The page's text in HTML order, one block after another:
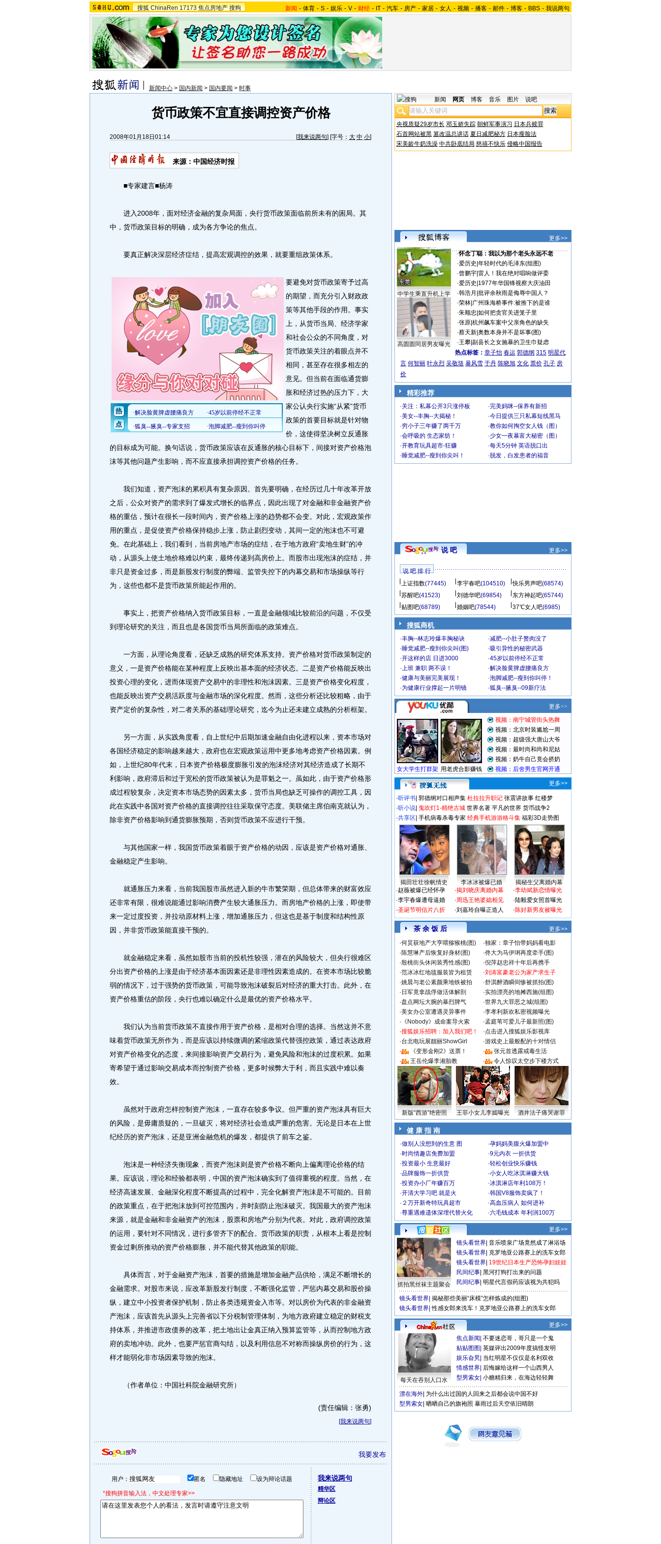
搜狐 ChinaRen 17173 焦点房地产 搜狗 新闻 - 体育 - S - 娱乐 - V - 财经 - IT - 汽车 - 房产 - 家居 - 女人 - 视频 - 播客 - 邮件 - 博客 - BBS - 我说两句
新闻中心 > 国内新闻 > 国内要闻 > 时事
货币政策不宜直接调控资产价格
2008年01月18日01:14 [我来说两句] [字号： 大 中 小]
来源：中国经济时报
■专家建言■杨涛
进入2008年，面对经济金融的复杂局面，央行货币政策面临前所未有的困局。其
中，货币政策目标的明确，成为各方争论的焦点。
要真正解决深层经济症结，提高宏观调控的效果，就要重组政策体系。
要避免对货币政策寄予过高
的期望，而充分引入财政政
策等其他手段的作用。事实
上，从货币当局、经济学家
和社会公众的不同角度，对
货币政策关注的着眼点并不
相同，甚至存在很多相左的
意见。但当前在面临通货膨
胀和经济过热的压力下，大
家公认央行实施“从紧”货币
政策的首要目标就是针对物
价，这使得坚决树立反通胀
的目标成为可能。换句话说，货币政策应该在反通胀的核心目标下，间接对资产价格泡
沫等其他问题产生影响，而不应直接承担调控资产价格的任务。
我们知道，资产泡沫的累积具有复杂原因。首先要明确，在经历过几十年改革开放
之后，公众对资产的需求到了爆发式增长的临界点，因此出现了对金融和非金融资产价
格的重估，预计在很长一段时间内，资产价格上涨的趋势都不会变。对此，宏观政策作
用的重点，是促使资产价格保持稳步上涨，防止剧烈变动，其间一定的泡沫也不可避
免。在此基础上，我们看到，当前房地产市场的症结，在于地方政府“卖地生财”的冲
动，从源头上使土地价格难以约束，最终传递到高房价上。而股市出现泡沫的症结，并
非只是资金过多，而是新股发行制度的弊端、监管失控下的内幕交易和市场操纵等行
为，这些也都不是货币政策所能起作用的。
事实上，把资产价格纳入货币政策目标，一直是金融领域比较前沿的问题，不仅受
到理论研究的关注，而且也是各国货币当局所面临的政策难点。
一方面，从理论角度看，还缺乏成熟的研究体系支持。资产价格对货币政策制定的
意义，一是资产价格能在某种程度上反映出基本面的经济状态。二是资产价格能反映出
投资心理的变化，进而体现资产交易中的非理性和泡沫因素。三是资产价格变化程度，
也能反映出资产交易活跃度与金融市场的深化程度。然而，这些分析还比较粗略，由于
资产定价的复杂性，对二者关系的基础理论研究，迄今为止还未建立成熟的分析框架。
另一方面，从实践角度看，自上世纪中后期加速金融自由化进程以来，资本市场对
各国经济稳定的影响越来越大，政府也在宏观政策运用中更多地考虑资产价格因素。例
如，上世纪80年代末，日本资产价格极度膨胀引发的泡沫经济对其经济造成了长期不
利影响，政府滞后和过于宽松的货币政策被认为是罪魁之一。虽如此，由于资产价格形
成过程较复杂，决定资本市场态势的因素太多，货币当局也缺乏可操作的调控工具，因
此在实践中各国对资产价格的直接调控往往采取保守态度。美联储主席伯南克就认为，
除非资产价格影响到通货膨胀预期，否则货币政策不应进行干预。
与其他国家一样，我国货币政策着眼于资产价格的动因，应该是资产价格对通胀、
金融稳定产生影响。
就通胀压力来看，当前我国股市虽然进入新的牛市繁荣期，但总体带来的财富效应
还非常有限，很难说能通过影响消费产生较大通胀压力。而房地产价格的上涨，即使带
来一定过度投资，并拉动原材料上涨，增加通胀压力，但这也是基于制度和结构性原
因，并非货币政策能直接干预的。
就金融稳定来看，虽然如股市当前的投机性较强，潜在的风险较大，但央行很难区
分出资产价格的上涨是由于经济基本面因素还是非理性因素造成的。在资本市场比较脆
弱的情况下，过于强势的货币政策，可能导致泡沫破裂后对经济的重大打击。此外，在
资产价格重估的阶段，央行也难以确定什么是最优的资产价格水平。
我们认为当前货币政策不直接作用于资产价格，是相对合理的选择。当然这并不意
味着货币政策无所作为，而是应该以持续微调的紧缩政策代替强控政策，通过表达政府
对资产价格变化的态度，来间接影响资产交易行为，避免风险和泡沫的过度积累。如果
寄希望于通过影响交易成本而控制资产价格，更多时候弊大于利，而且实践中难以奏
效。
虽然对于政府怎样控制资产泡沫，一直存在较多争议。但严重的资产泡沫具有巨大
的风险，是毋庸质疑的，一旦破灭，将对经济社会造成严重的危害。无论是日本在上世
纪经历的资产泡沫，还是亚洲金融危机的爆发，都提供了前车之鉴。
泡沫是一种经济失衡现象，而资产泡沫则是资产价格不断向上偏离理论价格的结
果。应该说，理论和经验都表明，中国的资产泡沫确实到了值得重视的程度。当然，在
经济高速发展、金融深化程度不断提高的过程中，完全化解资产泡沫是不可能的。目前
的政策重点，在于把泡沫放到可控范围内，并时刻防止泡沫破灭。我国最大的资产泡沫
来源，就是金融和非金融资产的泡沫，股票和房地产分别为代表。对此，政府调控政策
的运用，要针对不同情况，进行多管齐下的配合。货币政策的职责，从根本上看是控制
资金过剩所推动的资产价格膨胀，并不能代替其他政策的职能。
具体而言，对于金融资产泡沫，首要的措施是增加金融产品供给，满足不断增长的
金融需求。对股市来说，应改革新股发行制度，不断强化监管，严惩内幕交易和股价操
纵，建立中小投资者保护机制，防止各类违规资金入市等。对以房价为代表的非金融资
产泡沫，应该首先从源头上完善省以下分税制管理体制，为地方政府建立稳定的财税支
持体系，并推进市政债券的改革，把土地出让金真正纳入预算监管等，从而控制地方政
府的卖地冲动。此外，也要严惩官商勾结，以及利用信息不对称而操纵房价的行为，这
样才能弱化非市场因素导致的泡沫。
（作者单位：中国社科院金融研究所）
(责任编辑：张勇)
[我来说两句]
我要发布
用户： 匿名 隐藏地址 设为辩论话题
*搜狗拼音输入法，中文处理专家>>
我来说两句
精华区
辩论区
新闻 网页 博客 音乐 图片 说吧
央视质疑29岁市长 邓玉娇失踪 朝鲜军事演习 日本兵赎罪
石首网站被黑 篡改温总讲话 夏日减肥秘方 日本瘦脸法
宋美龄牛奶洗澡 中共卧底结局 慈禧不快乐 侵略中国报告
更多>>
中学生乘直升机上学
高圆圆同居男友曝光
·怀念丁聪：我以为那个老头永远不老
·爱历史 年轻时代的毛泽东(组图)
·曾鹏宇| 雷人！我在绝对唱响做评委
·爱历史 1977年华国锋视察大庆油田
·韩浩月 批评余秋雨是侮辱中国人？
·荣林| 广州珠海桥事件:被推下的是谁
·朱顺忠 如何把贪官关进笼子里
·张原| 杭州飙车案中父亲角色的缺失
·蔡天新| 奥数本身并不是坏事(图)
·王攀| 副县长之女施暴的卫生巾疑虑
热点标签： 章子怡 春运 郭德纲 315 明星代
言 何智丽 叶永烈 吴敬琏 暴风雪 于丹 陈晓旭 文化 票价 孔子 房
价
精彩推荐
·关注：私幕公开3只涨停板 ·完美妈咪--保养有新招
·美女--丰胸--大揭秘！ ·今日提供三只私幕短线黑马
·穷小子三年赚了两千万 ·教你如何掏空女人钱（图）
·会呼吸的 生态家纺！ ·少女一夜暴富大秘密（图）
·开教育玩具超市-狂赚 ·每天5分钟 英语脱口出
·睡觉减肥--瘦到你尖叫！ · 脱发，白发患者的福音
说 吧 更多>>
说 吧 排 行
上证指数(77445) 李宇春吧(104510) 快乐男声吧(68574)
苏醒吧(41523) 刘德华吧(69854) 东方神起吧(65744)
贴图吧(68789) 婚姻吧(78544) 37℃女人吧(6985)
搜狐商机
·丰胸--林志玲爆丰胸秘诀 ·减肥--小肚子赘肉没了
·睡觉减肥--瘦到你尖叫(图) ·吸引异性的秘密武器
·开这样的店 日进3000 ·45岁以前停经不正常
·上班 兼职 两不误！ ·解决脸黄脾虚腰痛良方
·健康与美丽完美展现！ ·泡脚减肥--瘦到你叫停！
·为健康行业撑起一片明镜 ·狐臭--腋臭--09新疗法
更多>>
·听评书 郭德纲对口相声集 杜拉拉升职记 张震讲故事 红楼梦
·听小说 鬼吹灯1-精绝古城 世界名著 平凡的世界 货币战争2
·共享区 手机病毒杀毒专家 经典手机游游格斗集 福彩3D走势图
揭田壮壮徐帆情史 李冰冰被爆已婚
揭秘生父离婚内幕
·赵薇被爆已经怀孕
·李宇春爆遭母逼婚
·圣诞节明信片八折
·揭刘晓庆离婚内幕
·周迅王艳婆媳相见
·刘嘉玲自曝正造人
·李幼斌新恋情曝光
·陆毅爱女照首曝光
·陈好新男友被曝光
茶 余 饭 后
更多>>
·何炅获地产大亨喂猕猴桃(图) ·独家：章子怡带妈妈看电影
·陈慧琳产后恢复好身材(图) ·佟大为马伊琍再度牵手(图)
·殷桃街头休闲装秀性感(图) ·倪萍赵忠祥十年后再携手
·范冰冰红地毯服装皆为租赁 ·刘涛富豪老公为家产求生子
·姚晨与老公素颜乘地铁被拍 ·舒淇醉酒瞬间惨被抓拍(图)
· 日军竟拿战俘做活体解剖 ·实拍漂亮的地摊西施(组图)
·盘点网坛大腕的暴烈脾气 ·世界九大罪恶之城(组图)
·美女办公室遭遇灵异事件 ·李孝利新欢私密视频曝光
· 《Nobody》成命案导火索 ·孟庭苇可爱儿子最新照(图)
·搜狐娱乐招聘：加入我们吧！ ·点击进入搜狐娱乐影视库
·台北电玩展靓丽ShowGirl ·游戏史上最般配的十对情侣
·
《变形金刚2》送票！ ·
张元首透露戒毒生活
·
王岳伦爆李湘胎教 · 令人惊叹太空步下楼方式
新版“西游”绝密照 王菲小女儿李嫣曝光 酒井法子痛哭谢罪
健 康 指 南
·做别人没想到的生意 图 ·孕妈妈美腹火爆加盟中
·时尚情趣店免费加盟 ·9元内衣 一折供货
·投资最小 生意最好 ·轻松创业快乐赚钱
·品牌服饰一折供货 ·小女人吃冰淇淋赚大钱
·投资办小厂年赚百万 ·冰淇淋店年利108万！
·开清大学习吧 就是火 ·韩国V8服饰卖疯了！
· ２万开新奇特玩具超市 ·高血压病人 如何进补
·尊重遇难遗体深埋代替火化 ·六毛钱成本 年利润100万
更多>>
抓拍黑丝袜主题聚会
镜头看世界 音乐喷泉广场竟然成了淋浴场
镜头看世界 克罗地亚公路赛上的洗车女郎
镜头看世界 19世纪日本生产恐怖孕妇娃娃
民间纪事 黑河打狗打出来的问题
民间纪事 明星代言假药应该视为共犯吗
镜头看世界 揭秘那些美丽“床模”怎样炼成的(组图)
镜头看世界 性感女郎来洗车！克罗地亚公路赛上的洗车女郎
更多>>
每天在吞别人口水
焦点新闻 不要迷恋哥，哥只是一个鬼
贴贴图图 英媒评出2009年度搞怪发明
娱乐旮旯 当红明星不仅仅是名利双收
情感世界 后悔嫁给这样一个山西男人
型男索女 小糖精归来，在海边轻轻舞
漂在海外 为什么出过国的人回来之后都会说中国不好
型男索女 晒晒自己的旗袍照 暴雨过后天空依旧晴朗